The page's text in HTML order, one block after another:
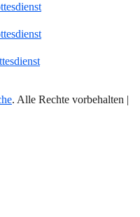
. Alle Rechte vorbehalten |